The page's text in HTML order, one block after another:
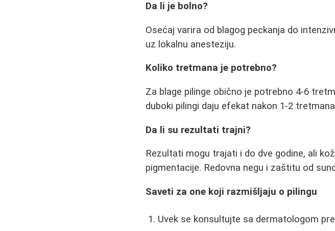
Da li je bolno?
Osećaj varira od blagog peckanja do
uz lokalnu anesteziju.
Koliko tretmana je potrebno?
Za blage pilinge obično je potrebno 4-6
duboki pilingi daju efekat nakon 1-2
Da li su rezultati trajni?
Rezultati mogu trajati i do dve godine, ali
pigmentacije. Redovna negu i zaštitu od
Saveti za one koji razmišljaju o pilingu
Uvek se konsultujte sa dermatologom